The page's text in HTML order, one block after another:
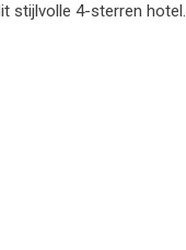
stijlvolle 4-sterren hotel.